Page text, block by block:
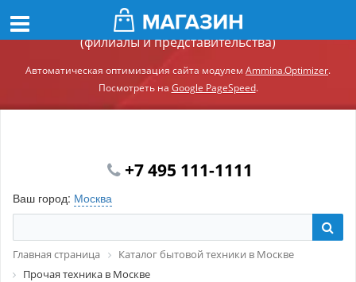
Демонстрационный сайт модуля Ammina.Регионы
(филиалы и представительства)
Автоматическая оптимизация сайта модулем Ammina.Optimizer.
Посмотреть на Google PageSpeed.
+7 495 111-1111
Ваш город: Москва
Главная страница
Каталог бытовой техники в Москве
Прочая техника в Москве